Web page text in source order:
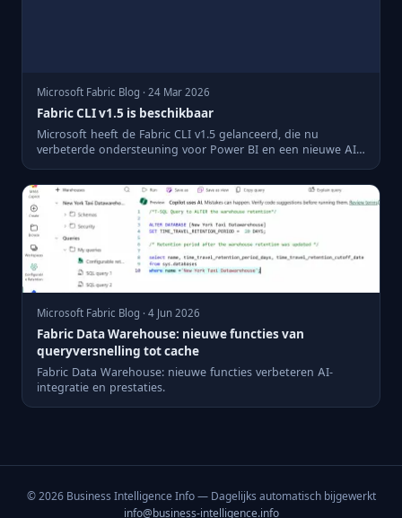
Microsoft Fabric Blog · 24 Mar 2026
Fabric CLI v1.5 is beschikbaar
Microsoft heeft de Fabric CLI v1.5 gelanceerd, die nu
verbeterde ondersteuning voor Power BI en een nieuwe AI-
Microsoft Fabric Blog · 4 Jun 2026
Fabric Data Warehouse: nieuwe functies van
queryversnelling tot cache
Fabric Data Warehouse: nieuwe functies verbeteren AI-
integratie en prestaties.
© 2026 Business Intelligence Info — Dagelijks automatisch bijgewerkt
info@business-intelligence.info